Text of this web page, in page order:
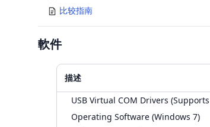
比较指南
軟件
描述
USB Virtual COM Drivers
Operating Software (Windows 7)